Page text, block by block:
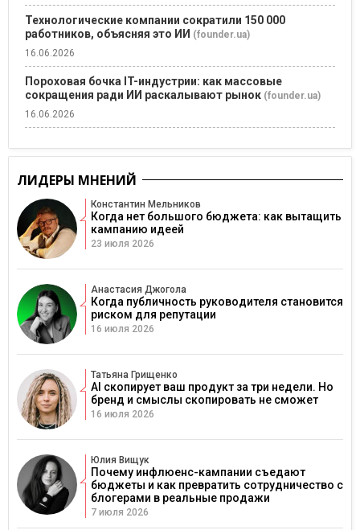
Технологические компании сократили 150 000
работников, объясняя это ИИ (founder.ua)
16.06.2026
Пороховая бочка IT-индустрии: как массовые
сокращения ради ИИ раскалывают рынок (founder.ua)
16.06.2026
ЛИДЕРЫ МНЕНИЙ
Константин Мельников
Когда нет большого бюджета: как вытащить
кампанию идеей
23 июля 2026
Анастасия Джогола
Когда публичность руководителя становится
риском для репутации
16 июля 2026
Татьяна Грищенко
AI скопирует ваш продукт за три недели. Но
бренд и смыслы скопировать не сможет
16 июля 2026
Юлия Вищук
Почему инфлюенс-кампании съедают
бюджеты и как превратить сотрудничество с
блогерами в реальные продажи
7 июля 2026